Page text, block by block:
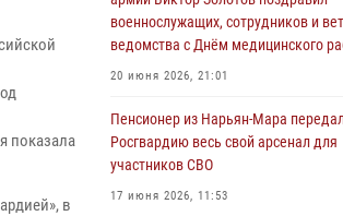
показала
в
военнослужащих, сотрудников и
ведомства с Днём медицинского
20 июня 2026, 21:01
Пенсионер из Нарьян-Мара
Росгвардию весь свой арсенал для
участников СВО
17 июня 2026, 11:53